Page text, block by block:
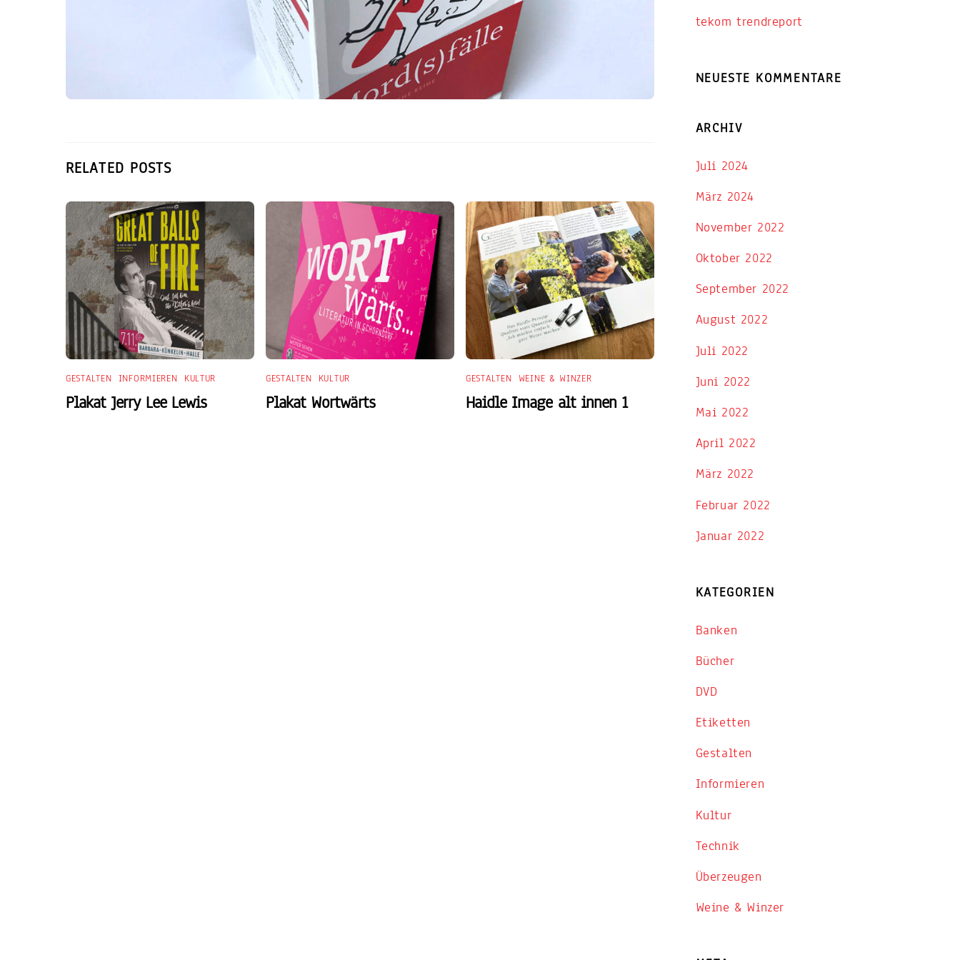
RELATED POSTS
GESTALTEN INFORMIEREN KULTUR
Plakat Jerry Lee Lewis
GESTALTEN KULTUR
Plakat Wortwärts
GESTALTEN WEINE & WINZER
Haidle Image alt innen 1
tekom trendreport
NEUESTE KOMMENTARE
ARCHIV
Juli 2024
März 2024
November 2022
Oktober 2022
September 2022
August 2022
Juli 2022
Juni 2022
Mai 2022
April 2022
März 2022
Februar 2022
Januar 2022
KATEGORIEN
Banken
Bücher
DVD
Etiketten
Gestalten
Informieren
Kultur
Technik
Überzeugen
Weine & Winzer